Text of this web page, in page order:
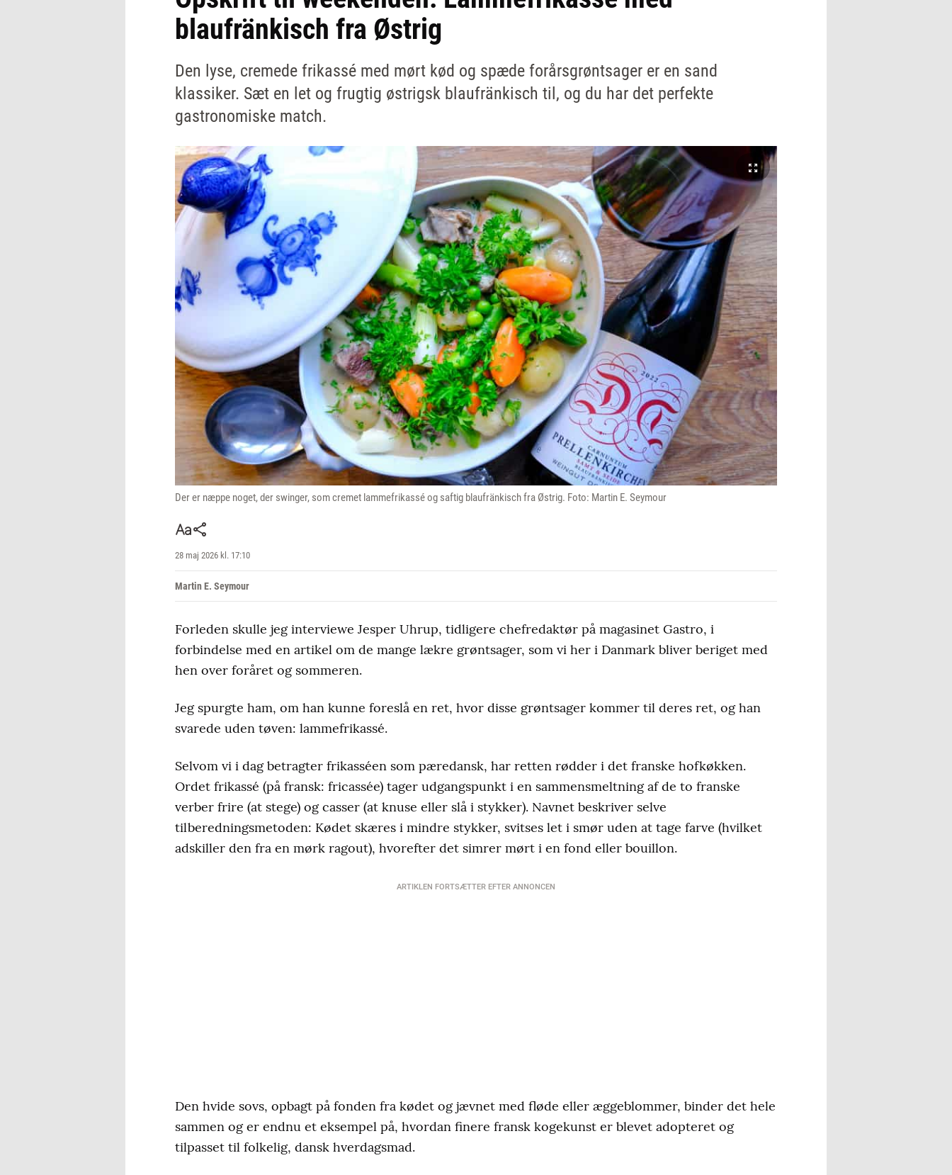
blaufränkisch fra Østrig
Den lyse, cremede frikassé med mørt kød og spæde forårsgrøntsager er en sand
klassiker. Sæt en let og frugtig østrigsk blaufränkisch til, og du har det perfekte
gastronomiske match.
Der er næppe noget, der swinger, som cremet lammefrikassé og saftig blaufränkisch fra Østrig. Foto: Martin E. Seymour
28 maj 2026 kl. 17:10
Martin E. Seymour
Forleden skulle jeg interviewe Jesper Uhrup, tidligere chefredaktør på magasinet Gastro, i
forbindelse med en artikel om de mange lækre grøntsager, som vi her i Danmark bliver beriget med
hen over foråret og sommeren.
Jeg spurgte ham, om han kunne foreslå en ret, hvor disse grøntsager kommer til deres ret, og han
svarede uden tøven: lammefrikassé.
Selvom vi i dag betragter frikasséen som pæredansk, har retten rødder i det franske hofkøkken.
Ordet frikassé (på fransk: fricassée) tager udgangspunkt i en sammensmeltning af de to franske
verber frire (at stege) og casser (at knuse eller slå i stykker). Navnet beskriver selve
tilberedningsmetoden: Kødet skæres i mindre stykker, svitses let i smør uden at tage farve (hvilket
adskiller den fra en mørk ragout), hvorefter det simrer mørt i en fond eller bouillon.
ARTIKLEN FORTSÆTTER EFTER ANNONCEN
Den hvide sovs, opbagt på fonden fra kødet og jævnet med fløde eller æggeblommer, binder det hele
sammen og er endnu et eksempel på, hvordan finere fransk kogekunst er blevet adopteret og
tilpasset til folkelig, dansk hverdagsmad.